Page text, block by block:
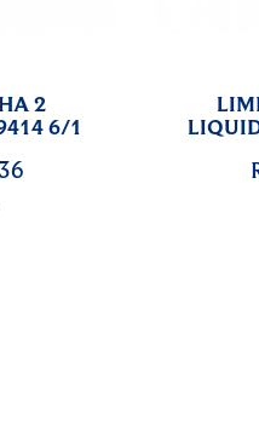
4
39403